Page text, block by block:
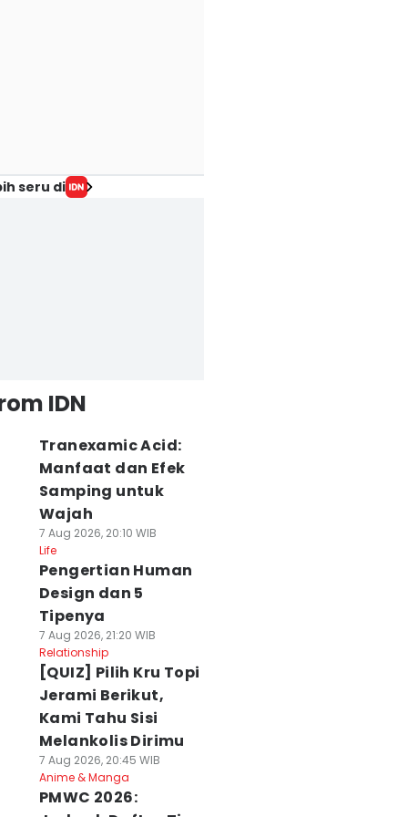
seru di
IDN
Tranexamic Acid:
Manfaat dan Efek
Samping untuk
Wajah
7 Aug 2026, 20:10 WIB
Life
Pengertian Human
Design dan 5
Tipenya
7 Aug 2026, 21:20 WIB
Relationship
[QUIZ] Pilih Kru Topi
Jerami Berikut,
Kami Tahu Sisi
Melankolis Dirimu
7 Aug 2026, 20:45 WIB
Anime & Manga
PMWC 2026: